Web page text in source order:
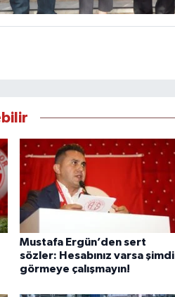
Mustafa Ergün’den sert
sözler: Hesabınız varsa şimdi
görmeye çalışmayın!